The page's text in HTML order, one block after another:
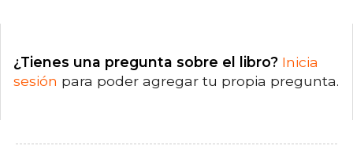
¿Tienes una pregunta sobre el libro? Inicia
sesión para poder agregar tu propia pregunta.